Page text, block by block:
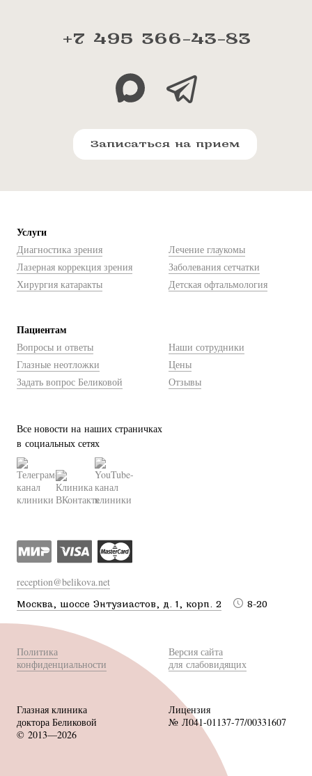
+7 495 366-43-83
Записаться на прием
Услуги
Диагностика зрения
Лазерная коррекция зрения
Хирургия катаракты
Лечение глаукомы
Заболевания сетчатки
Детская офтальмология
Пациентам
Вопросы и ответы
Глазные неотложки
Задать вопрос Беликовой
Наши сотрудники
Цены
Отзывы
Все новости на наших страничках
в социальных сетях
reception@belikova.net
Москва, шоссе Энтузиастов, д. 1, корп. 2 8-20
Политика
конфиденциальности
Версия сайта
для слабовидящих
Глазная клиника
доктора Беликовой
© 2013—2026
Лицензия
№ Л041-01137-77/00331607